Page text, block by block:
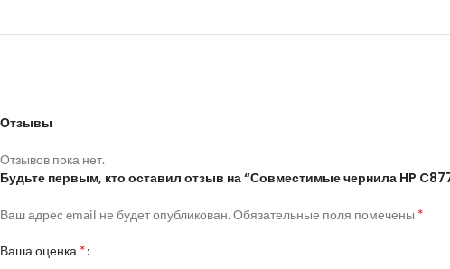
Отзывы
Отзывов пока нет.
Будьте первым, кто оставил отзыв на “Совместимые чернила HP
Ваш адрес email не будет опубликован. Обязательные поля помечены *
Ваша оценка *